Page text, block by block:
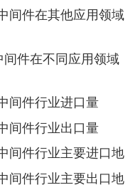
间件在其他应用领域
件在不同应用领域
间件行业进口量
间件行业出口量
间件行业主要进口地
间件行业主要出口地